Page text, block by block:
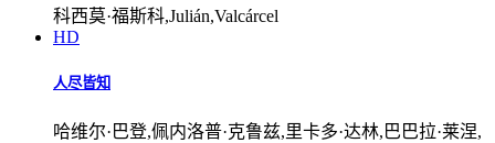
科西莫·福斯科,Julián,Valcárcel
HD
人尽皆知
哈维尔·巴登,佩内洛普·克鲁兹,里卡多·达林,巴巴拉·莱涅,